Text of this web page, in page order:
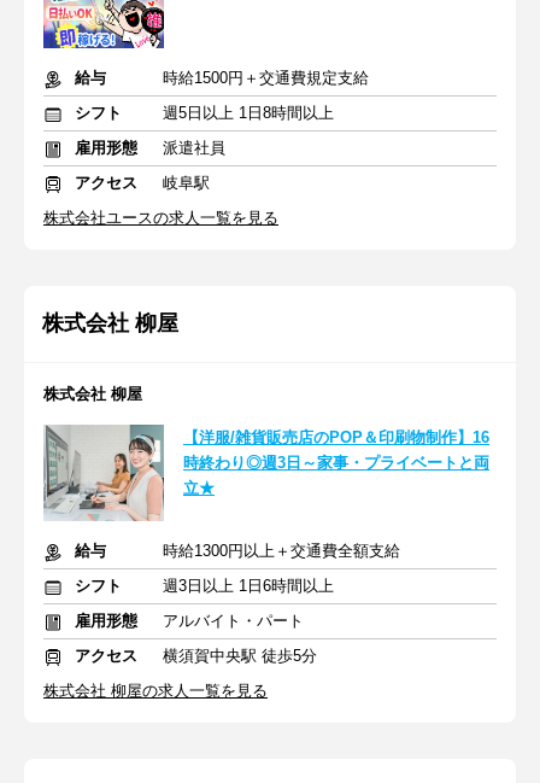
給与
時給1500円＋交通費規定支給
シフト
週5日以上 1日8時間以上
雇用形態
派遣社員
アクセス
岐阜駅
株式会社ユースの求人一覧を見る
株式会社 柳屋
株式会社 柳屋
【洋服/雑貨販売店のPOP＆印刷物制作】16
時終わり◎週3日～家事・プライベートと両
立★
給与
時給1300円以上＋交通費全額支給
シフト
週3日以上 1日6時間以上
雇用形態
アルバイト・パート
アクセス
横須賀中央駅 徒歩5分
株式会社 柳屋の求人一覧を見る